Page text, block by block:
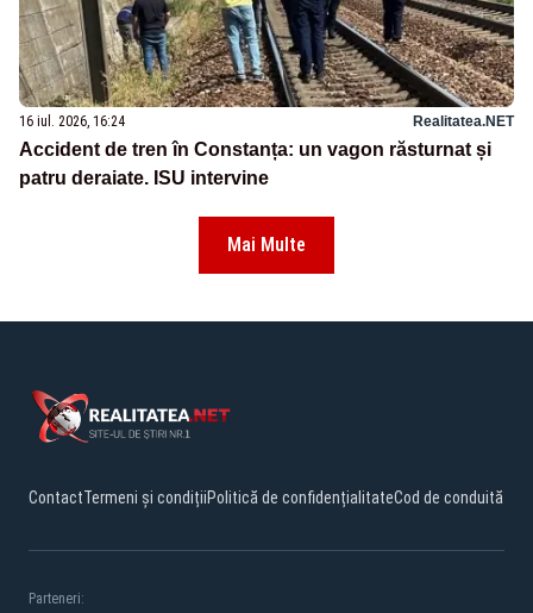
16 iul. 2026, 16:24 Realitatea.NET
Accident de tren în Constanța: un vagon răsturnat și
patru deraiate. ISU intervine
Mai Multe
ContactTermeni și condițiiPolitică de confidențialitateCod de conduită
Parteneri: